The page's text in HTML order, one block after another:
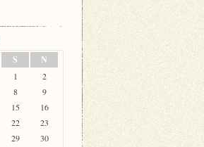
S N
1
2
8
9
15
16
22
23
29
30